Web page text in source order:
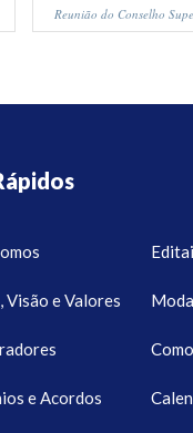
Reunião do Conselho
Visão e Valores
e Acordos